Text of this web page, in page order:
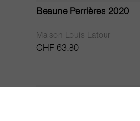
Beaune Perrières 2020
Maison Louis Latour
CHF 63.80